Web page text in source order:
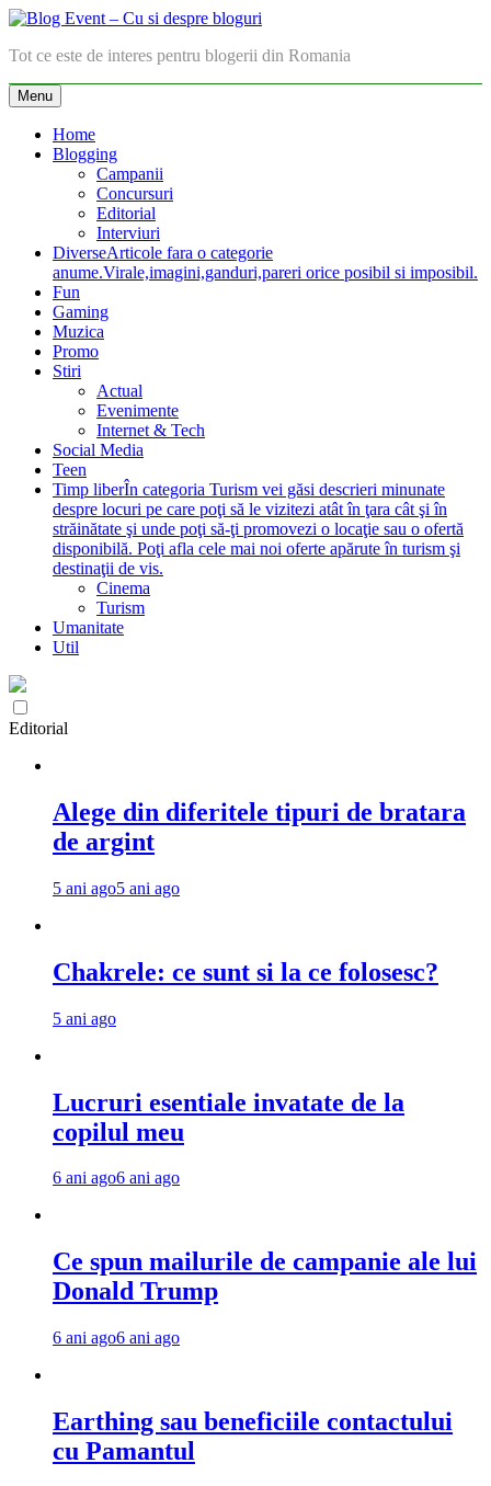
Skip
content
Blog Event – Cu si despre bloguri
Tot ce este de interes pentru blogerii din Romania
Menu
Home
Blogging
Campanii
Concursuri
Editorial
Interviuri
DiverseArticole fara o categorie
anume.Virale,imagini,ganduri,pareri orice posibil si imposibil.
Fun
Gaming
Muzica
Promo
Stiri
Actual
Evenimente
Internet & Tech
Social Media
Teen
Timp liberÎn categoria Turism vei găsi descrieri minunate
despre locuri pe care poţi să le vizitezi atât în ţara cât şi în
străinătate şi unde poţi să-ţi promovezi o locaţie sau o ofertă
disponibilă. Poţi afla cele mai noi oferte apărute în turism şi
destinaţii de vis.
Cinema
Turism
Umanitate
Util
Editorial
Alege din diferitele tipuri de bratara
de argint
5 ani ago5 ani ago
Chakrele: ce sunt si la ce folosesc?
5 ani ago
Lucruri esentiale invatate de la
copilul meu
6 ani ago6 ani ago
Ce spun mailurile de campanie ale lui
Donald Trump
6 ani ago6 ani ago
Earthing sau beneficiile contactului
cu Pamantul